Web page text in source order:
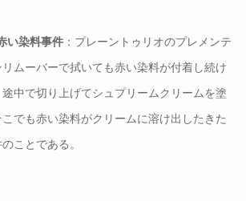
い染料事件：プレーントゥリオのプレメンテ
ムーバーで拭いても赤い染料が付着し続け
中で切り上げてシュプリームクリームを塗
でも赤い染料がクリームに溶け出したきた
ことである。